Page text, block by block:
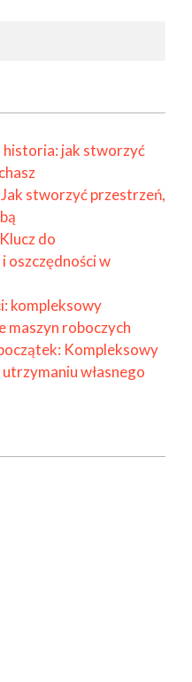
jak stworzyć
stworzyć przestrzeń,
do
oszczędności w
kompleksowy
maszyn roboczych
Kompleksowy
własnego